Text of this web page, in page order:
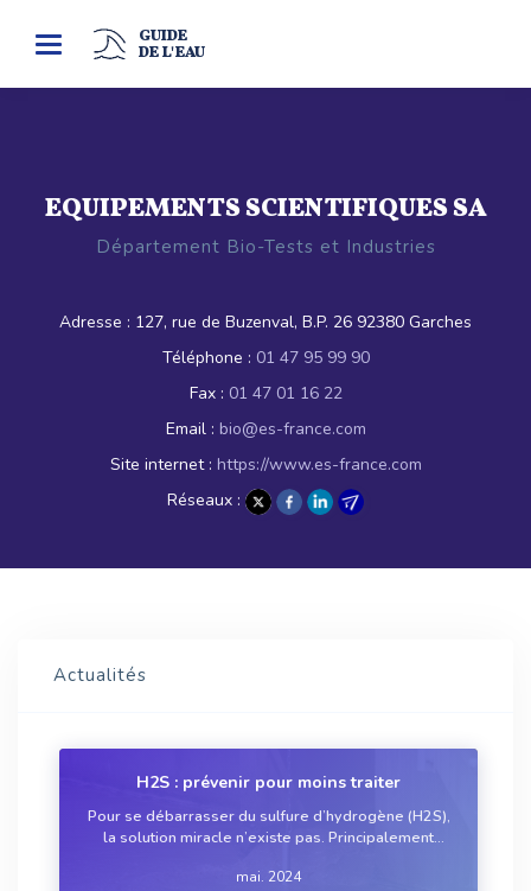
Toggle
GUIDE
DE L'EAU
EQUIPEMENTS SCIENTIFIQUES SA
Département Bio-Tests et Industries
Adresse : 127, rue de Buzenval, B.P. 26 92380 Garches
Téléphone : 01 47 95 99 90
Fax : 01 47 01 16 22
Email : bio@es-france.com
Site internet : https://www.es-france.com
Réseaux :
Actualités
H2S : prévenir pour moins traiter
Pour se débarrasser du sulfure d’hydrogène (H2S),
la solution miracle n’existe pas. Principalement
station d’épuration est différent et que la qualité des
mai. 2024